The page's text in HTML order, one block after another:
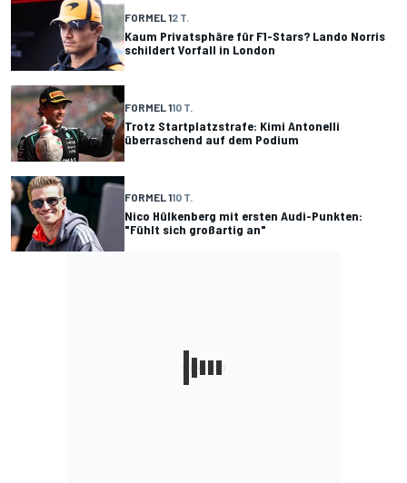
FORMEL 12 T.
Kaum Privatsphäre für F1-Stars? Lando Norris
schildert Vorfall in London
FORMEL 110 T.
Trotz Startplatzstrafe: Kimi Antonelli
überraschend auf dem Podium
FORMEL 110 T.
Nico Hülkenberg mit ersten Audi-Punkten:
"Fühlt sich großartig an"